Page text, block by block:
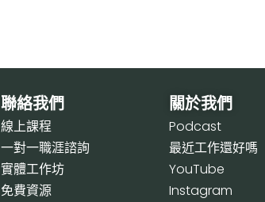
聯絡我們
線上課程
一對一職涯諮詢
實體工作坊
免費資源
關於我們
Podcast
最近工作還好嗎
YouTube
Instagram